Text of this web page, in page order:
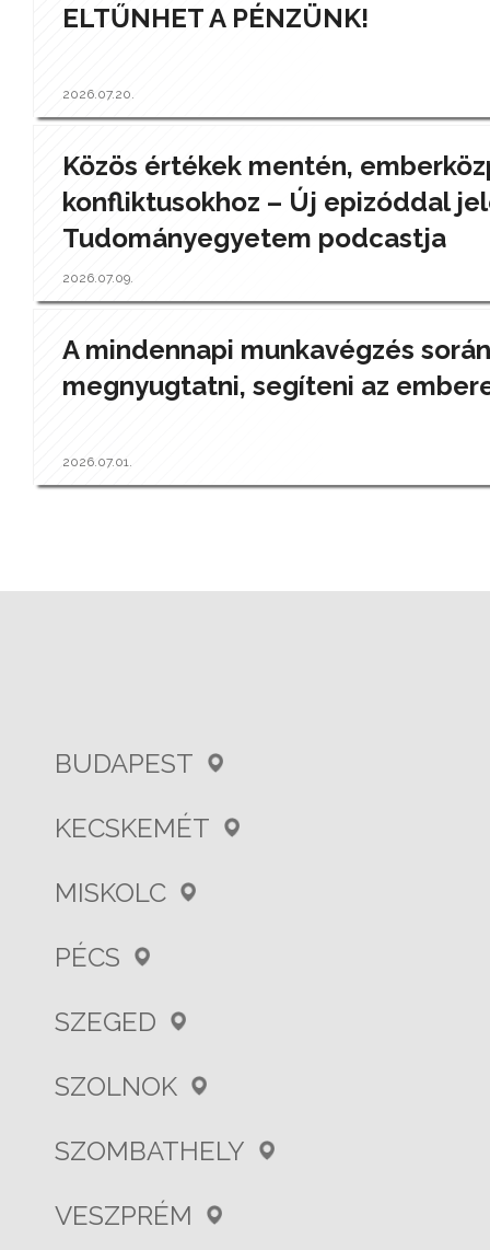
ELTŰNHET A PÉNZÜNK!
2026.07.20.
Közös értékek mentén,
konfliktusokhoz – Új epizóddal
Tudományegyetem podcastja
2026.07.09.
A mindennapi munkavégzés
megnyugtatni, segíteni az
2026.07.01.
BUDAPEST
KECSKEMÉT
MISKOLC
PÉCS
SZEGED
SZOLNOK
SZOMBATHELY
VESZPRÉM